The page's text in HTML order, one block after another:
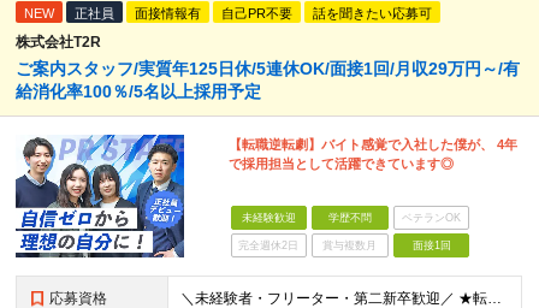
NEW 正社員 面接情報有 自己PR不要 話を聞きたい応募可
株式会社T2R
ご案内スタッフ/実質年125日休/5連休OK/面接1回/月収29万円～/有
給消化率100％/5名以上採用予定
【転職逆転劇】バイト感覚で入社した僕が、 4年
で採用担当として活躍できています◎
未経験歓迎 学歴不問 ベテランOK
完全週休2日 賞与複数月 面接1回
応募資格 ＼未経験者・フリーター・第二新卒歓迎／ ★転職回数4回の社員も現在は中心メンバーとして活躍中 ◆正社員デビューOK！ ◆学歴・経験一切不問 ▼----面接担当者より----▼ 「過去は変えられない